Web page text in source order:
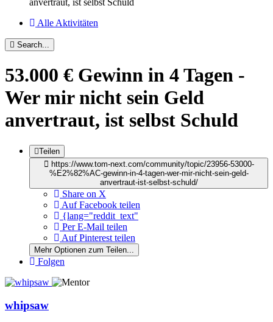
Alle Aktivitäten
Search...
53.000 € Gewinn in 4 Tagen -
Wer mir nicht sein Geld
anvertraut, ist selbst Schuld
Teilen
https://www.tom-next.com/community/topic/23956-53000-
%E2%82%AC-gewinn-in-4-tagen-wer-mir-nicht-sein-geld-
anvertraut-ist-selbst-schuld/
Share on X
Auf Facebook teilen
{lang="reddit_text"
Per E-Mail teilen
Auf Pinterest teilen
Mehr Optionen zum Teilen...
Folgen
whipsaw